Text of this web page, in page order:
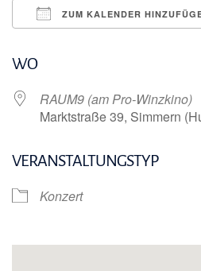
ZUM KALENDER
WO
RAUM9 (am Pro-Winzkino)
Marktstraße 39, Simmern
VERANSTALTUNGSTYP
Konzert